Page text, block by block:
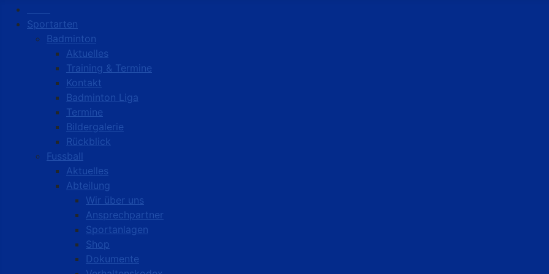
Sportarten
Badminton
Aktuelles
Training & Termine
Kontakt
Badminton Liga
Termine
Bildergalerie
Rückblick
Fussball
Aktuelles
Abteilung
Wir über uns
Ansprechpartner
Sportanlagen
Shop
Dokumente